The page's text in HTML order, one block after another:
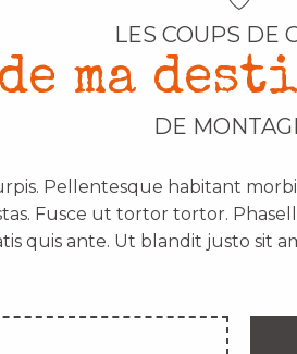
LES COUPS DE
de ma
DE
Pellentesque habitant
Fusce ut tortor tortor.
quis ante. Ut blandit justo sit